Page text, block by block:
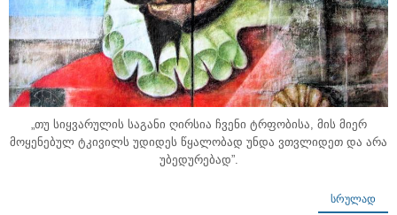
„თუ სიყვარულის საგანი ღირსია ჩვენი ტრფობისა, მის მიერ
მოყენებულ ტკივილს უდიდეს წყალობად უნდა ვთვლიდეთ და არა
უბედურებად”.
ᲡᲠᲣᲚᲐᲓ